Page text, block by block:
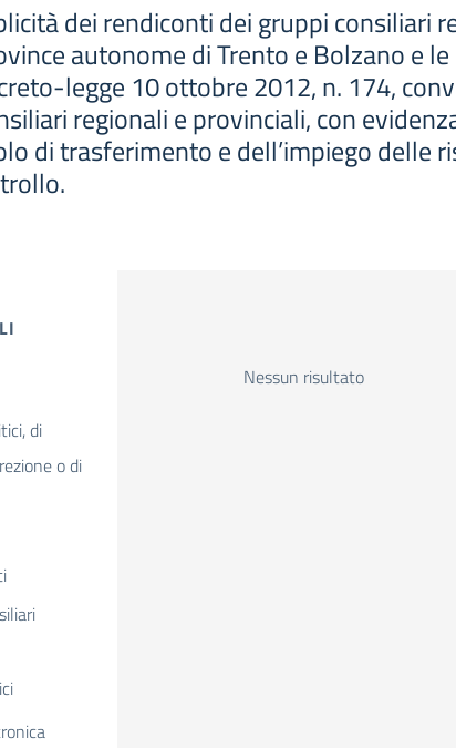
dei rendiconti dei gruppi consiliari
autonome di Trento e Bolzano e
legge 10 ottobre 2012, n. 174,
regionali e provinciali, con
di trasferimento e dell’impiego delle
di
o di
Nessun risultato